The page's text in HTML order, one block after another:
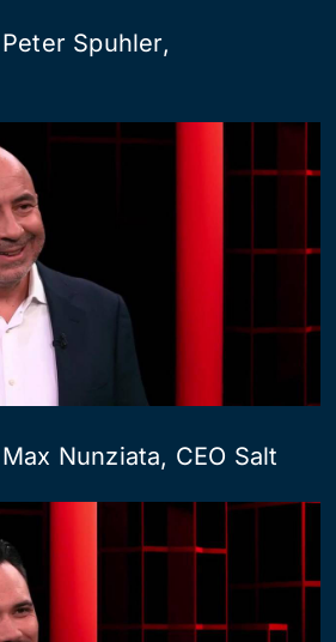
Spuhler,
Nunziata, CEO Salt